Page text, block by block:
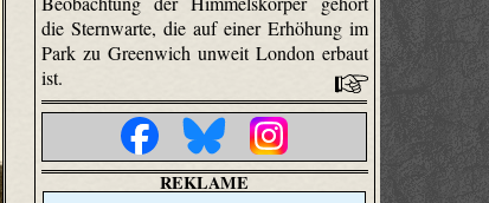
die Sternwarte, die auf einer Erhöhung im
Park zu Greenwich unweit London erbaut
ist.
REKLAME